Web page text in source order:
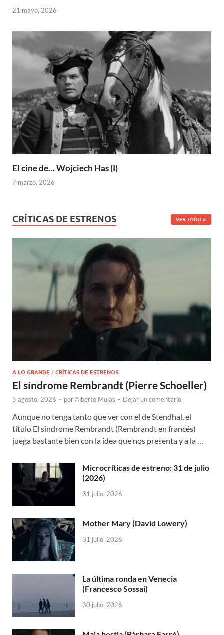
21 mayo, 2026
El cine de… Wojciech Has (I)
7 marzo, 2026
CRÍTICAS DE ESTRENOS VER TODO
A LO GRANDE / CRÍTICAS DE ESTRENOS
El síndrome Rembrandt (Pierre Schoeller)
5 agosto, 2026 - porAlberto Mulas - Dejar un comentario
Aunque no tenga tanto que ver con el de Stendhal, el
título El síndrome Rembrandt (Rembrandt en francés)
juega bastante bien con la idea que nos presenta y a la …
Microcríticas de estreno: 31 de julio
(2026)
31 julio, 2026
Mother Mary (David Lowery)
31 julio, 2026
La última ronda en Venecia
(Francesco Sossai)
30 julio, 2026